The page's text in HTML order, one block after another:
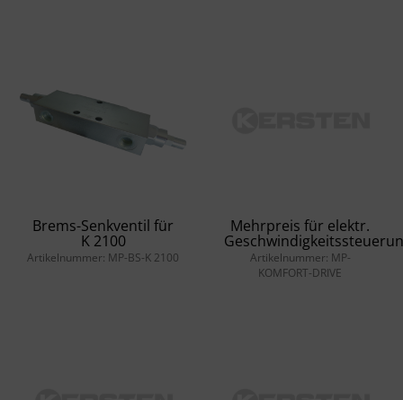
Brems-Senkventil für
K 2100
Artikelnummer: MP-BS-K 2100
Mehrpreis für elektr.
Artikelnummer: MP-
KOMFORT-DRIVE